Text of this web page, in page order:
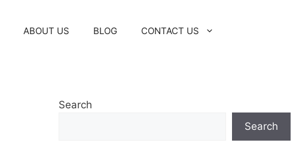
ABOUT US BLOG CONTACT US
Search
Search